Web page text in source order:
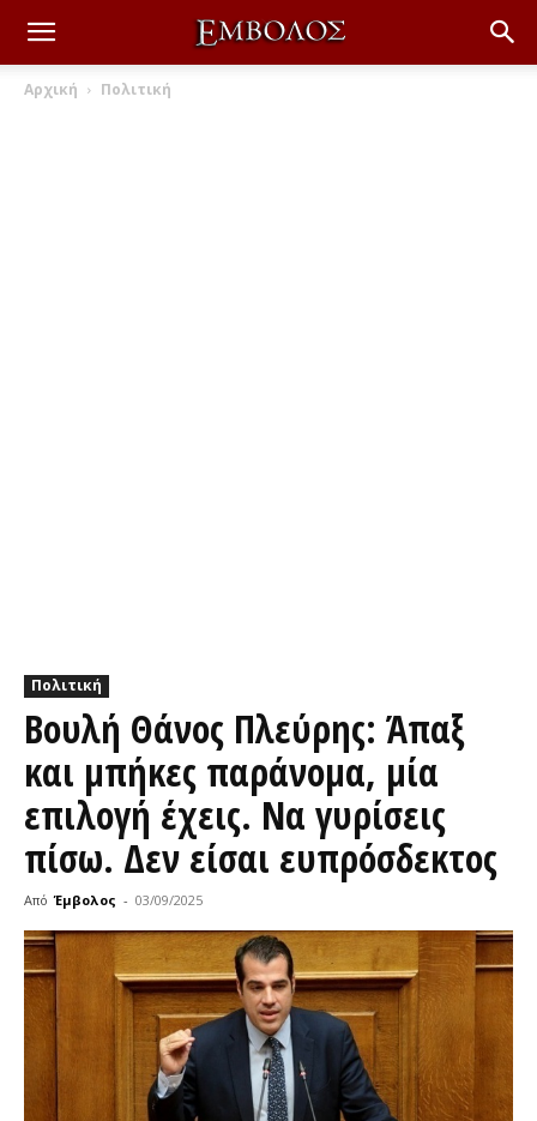
Αρχική Πολιτική
Πολιτική
Βουλή Θάνος Πλεύρης: Άπαξ
και μπήκες παράνομα, μία
επιλογή έχεις. Να γυρίσεις
πίσω. Δεν είσαι ευπρόσδεκτος
Από Έμβολος - 03/09/2025